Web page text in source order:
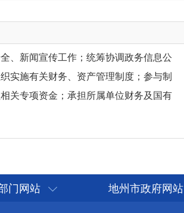
、新闻宣传工作；统筹协调政务信息公
实施有关财务、资产管理制度；参与制
关专项资金；承担所属单位财务及国有
门网站 地州市政府网站